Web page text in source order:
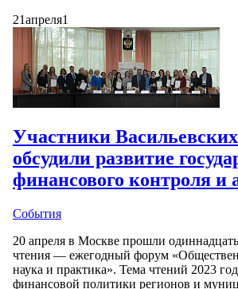
21апреля1
Участники
обсудили развитие
финансового контроля и
События
20 апреля в Москве прошли
чтения — ежегодный форум
наука и практика». Тема чтений 2023
финансовой политики регионов и